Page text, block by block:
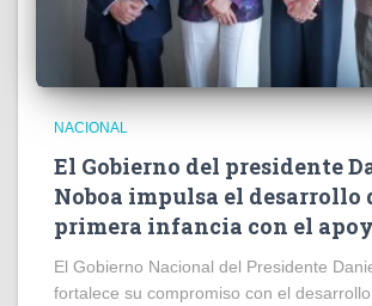
NACIONAL
El Gobierno del presidente
Noboa impulsa el desarrollo
primera infancia con el
El Gobierno Nacional del Presidente
fortalece su compromiso con el